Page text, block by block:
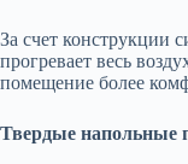
За счет конструкции
прогревает весь
помещение более
Твердые напольные